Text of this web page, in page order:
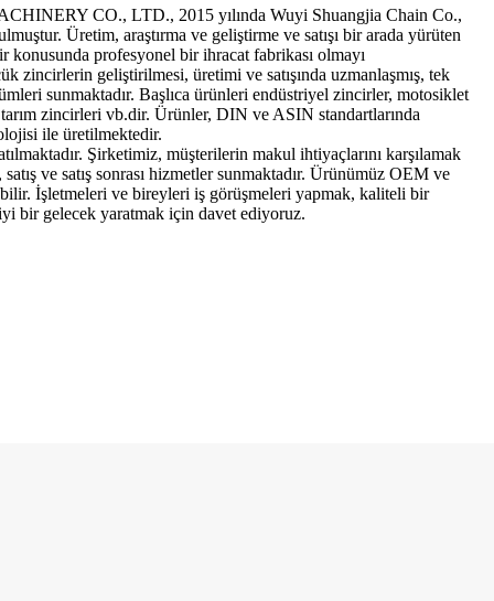
CO., LTD., 2015 yılında Wuyi Shuangjia Chain Co.,
Üretim, araştırma ve geliştirme ve satışı bir arada yürüten
profesyonel bir ihracat fabrikası olmayı
zincirlerin geliştirilmesi, üretimi ve satışında uzmanlaşmış, tek
sunmaktadır. Başlıca ürünleri endüstriyel zincirler, motosiklet
zincirleri vb.dir. Ürünler, DIN ve ASIN standartlarında
ile üretilmektedir.
Şirketimiz, müşterilerin makul ihtiyaçlarını karşılamak
ve satış sonrası hizmetler sunmaktadır. Ürünümüz OEM ve
İşletmeleri ve bireyleri iş görüşmeleri yapmak, kaliteli bir
bir gelecek yaratmak için davet ediyoruz.